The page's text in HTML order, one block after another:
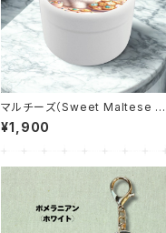
マルチーズ（Sweet Maltese Da
ys 4）おでかけトリーツ缶
¥1,900